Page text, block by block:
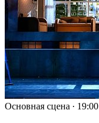
Основная сцена ∙ 19:00